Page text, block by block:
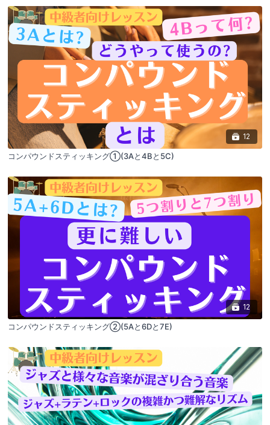
12
コンパウンドスティッキング①(3Aと4Bと5C)
12
コンパウンドスティッキング②(5Aと6Dと7E)